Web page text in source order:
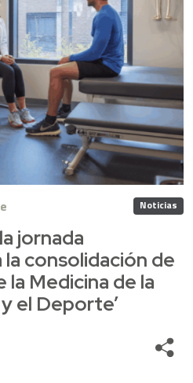
Noticias
jornada
la consolidación de
la Medicina de la
el Deporte’
Share